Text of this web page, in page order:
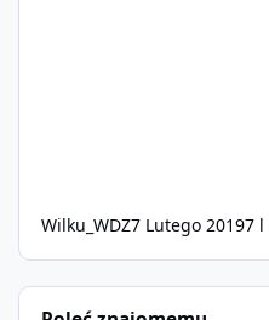
Wilku_WDZ7 Lutego 20197 l